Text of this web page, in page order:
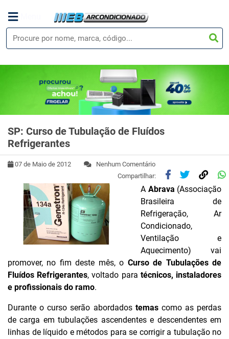
SP: Curso de Tubulação de Fluídos
Refrigerantes
07 de Maio de 2012
Nenhum Comentário
Compartilhar:
A Abrava (Associação
Brasileira de
Refrigeração, Ar
Condicionado,
Ventilação e
Aquecimento) vai
promover, no fim deste mês, o Curso de Tubulações de
Fluídos Refrigerantes, voltado para técnicos, instaladores
e profissionais do ramo.
Durante o curso serão abordadostemascomo as perdas
de carga em tubulações ascendentes e descendentes em
linhas de líquido e métodos para se corrigir a tubulação no